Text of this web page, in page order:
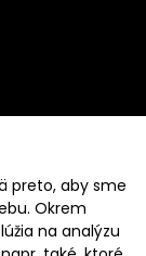
preto, aby sme
Okrem
na analýzu